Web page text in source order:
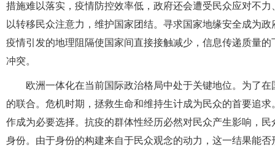
措施难以落实，疫情防控效率低，政府还会遭受民众应对不
以转移民众注意力，维护国家团结。寻求国家地缘安全成为
疫情引发的地理阻隔使国家间直接接触减少，信息传递质量
冲突。
欧洲一体化在当前国际政治格局中处于关键地位。为了
的联合。危机时期，拯救生命和维持生计成为民众的首要追
作成为必要选择。抗疫的群体性经历必然对民众产生影响，
身份。由于身份的构建来自于民众观念的动力，这一结果能